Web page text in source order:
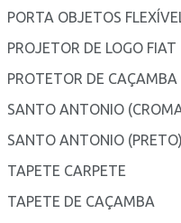
PORTA OBJETOS
PROJETOR DE LOGO FIAT
PROTETOR DE CAÇAMBA
SANTO ANTONIO
SANTO ANTONIO (PRETO)
TAPETE CARPETE
TAPETE DE CAÇAMBA